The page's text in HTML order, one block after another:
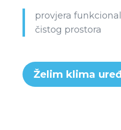
provjera
čistog prostora
Želim klima